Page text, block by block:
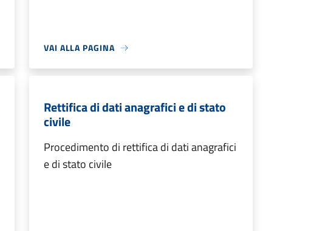
VAI ALLA PAGINA
Rettifica di dati anagrafici e di stato
civile
Procedimento di rettifica di dati anagrafici
e di stato civile